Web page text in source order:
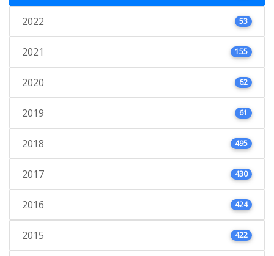
2022 53
2021 155
2020 62
2019 61
2018 495
2017 430
2016 424
2015 422